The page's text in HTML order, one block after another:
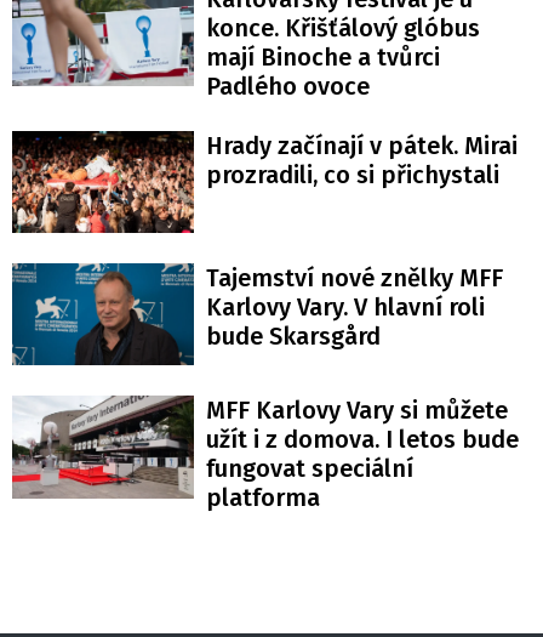
konce. Křišťálový glóbus
mají Binoche a tvůrci
Padlého ovoce
Hrady začínají v pátek. Mirai
prozradili, co si přichystali
Tajemství nové znělky MFF
Karlovy Vary. V hlavní roli
bude Skarsgård
MFF Karlovy Vary si můžete
užít i z domova. I letos bude
fungovat speciální
platforma